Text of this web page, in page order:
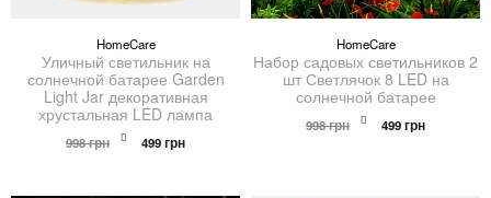
HomeCare
Уличный светильник на
солнечной батарее Garden
Light Jar декоративная
хрустальная LED лампа
998грн
Первоначальная
цена
499грнТекущая
HomeCare
Набор садовых светильников 2
шт Светлячок 8 LED на
солнечной батарее
998грн
Первоначальная
цена
499грнТекущая